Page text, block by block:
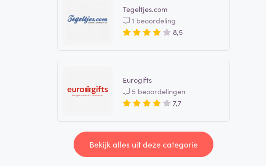
Tegeltjes.com
1 beoordeling
8,5
Eurogifts
5 beoordelingen
7,7
Bekijk alles uit deze categorie